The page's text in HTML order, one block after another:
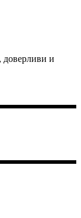
доверливи и